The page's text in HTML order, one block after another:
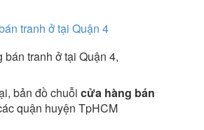
tranh ở tại Quận 4
tranh ở tại Quận 4,
bản đồ chuỗi cửa hàng bán
quận huyện TpHCM